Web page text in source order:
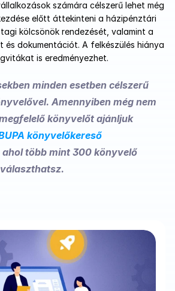
számára célszerű lehet még
előtt áttekinteni a házipénztári
kölcsönök rendezését, valamint a
dokumentációt. A felkészülés hiánya
is eredményezhet.
minden esetben célszerű
Amennyiben még nem
könyvelőt ajánljuk
könyvelőkereső
ahol több mint 300 könyvelő